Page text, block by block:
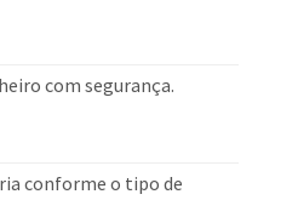
com segurança.
conforme o tipo de